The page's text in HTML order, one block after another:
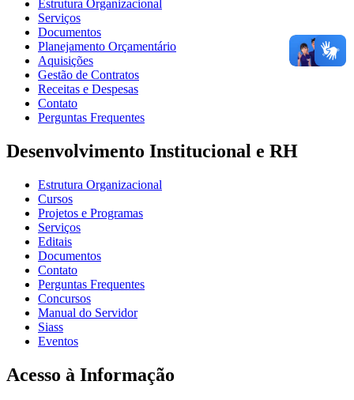
Estrutura Organizacional
Serviços
Documentos
Planejamento Orçamentário
Aquisições
Gestão de Contratos
Receitas e Despesas
Contato
Perguntas Frequentes
Desenvolvimento Institucional e RH
Estrutura Organizacional
Cursos
Projetos e Programas
Serviços
Editais
Documentos
Contato
Perguntas Frequentes
Concursos
Manual do Servidor
Siass
Eventos
Acesso à Informação